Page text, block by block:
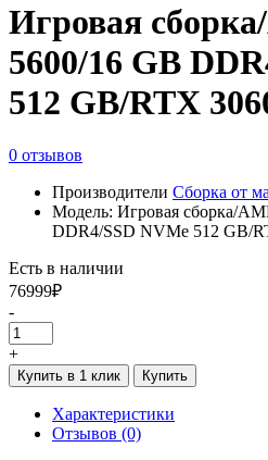
Игровая
5600/16 GB
512 GB/RTX
0 отзывов
Производители Сборка от
Модель: Игровая сборка/
DDR4/SSD NVMe 512 GB/
Есть в наличии
76999₽
-
+
Купить в 1 клик Купить
Характеристики
Отзывов (0)